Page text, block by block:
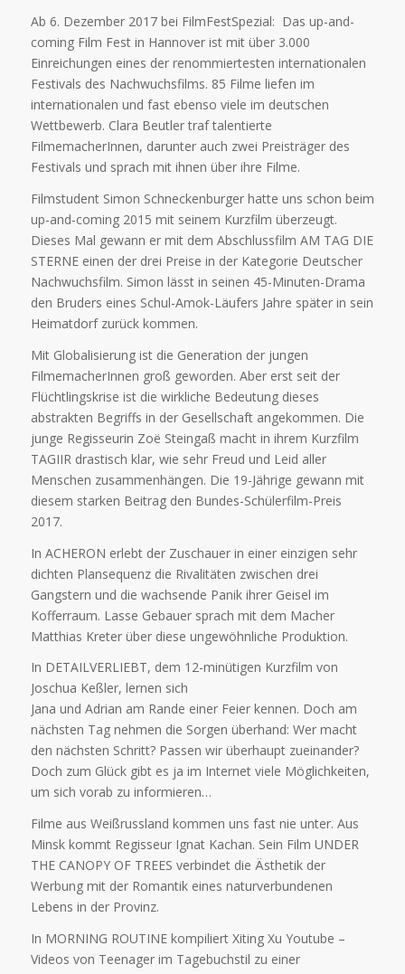
Ab 6. Dezember 2017 bei FilmFestSpezial: Das up-and-
coming Film Fest in Hannover ist mit über 3.000
Einreichungen eines der renommiertesten internationalen
Festivals des Nachwuchsfilms. 85 Filme liefen im
internationalen und fast ebenso viele im deutschen
Wettbewerb. Clara Beutler traf talentierte
FilmemacherInnen, darunter auch zwei Preisträger des
Festivals und sprach mit ihnen über ihre Filme.
Filmstudent Simon Schneckenburger hatte uns schon beim
up-and-coming 2015 mit seinem Kurzfilm überzeugt.
Dieses Mal gewann er mit dem Abschlussfilm AM TAG DIE
STERNE einen der drei Preise in der Kategorie Deutscher
Nachwuchsfilm. Simon lässt in seinen 45-Minuten-Drama
den Bruders eines Schul-Amok-Läufers Jahre später in sein
Heimatdorf zurück kommen.
Mit Globalisierung ist die Generation der jungen
FilmemacherInnen groß geworden. Aber erst seit der
Flüchtlingskrise ist die wirkliche Bedeutung dieses
abstrakten Begriffs in der Gesellschaft angekommen. Die
junge Regisseurin Zoë Steingaß macht in ihrem Kurzfilm
TAGIIR drastisch klar, wie sehr Freud und Leid aller
Menschen zusammenhängen. Die 19-Jährige gewann mit
diesem starken Beitrag den Bundes-Schülerfilm-Preis
2017.
In ACHERON erlebt der Zuschauer in einer einzigen sehr
dichten Plansequenz die Rivalitäten zwischen drei
Gangstern und die wachsende Panik ihrer Geisel im
Kofferraum. Lasse Gebauer sprach mit dem Macher
Matthias Kreter über diese ungewöhnliche Produktion.
In DETAILVERLIEBT, dem 12-minütigen Kurzfilm von
Joschua Keßler, lernen sich
Jana und Adrian am Rande einer Feier kennen. Doch am
nächsten Tag nehmen die Sorgen überhand: Wer macht
den nächsten Schritt? Passen wir überhaupt zueinander?
Doch zum Glück gibt es ja im Internet viele Möglichkeiten,
um sich vorab zu informieren…
Filme aus Weißrussland kommen uns fast nie unter. Aus
Minsk kommt Regisseur Ignat Kachan. Sein Film UNDER
THE CANOPY OF TREES verbindet die Ästhetik der
Werbung mit der Romantik eines naturverbundenen
Lebens in der Provinz.
In MORNING ROUTINE kompiliert Xiting Xu Youtube –
Videos von Teenager im Tagebuchstil zu einer